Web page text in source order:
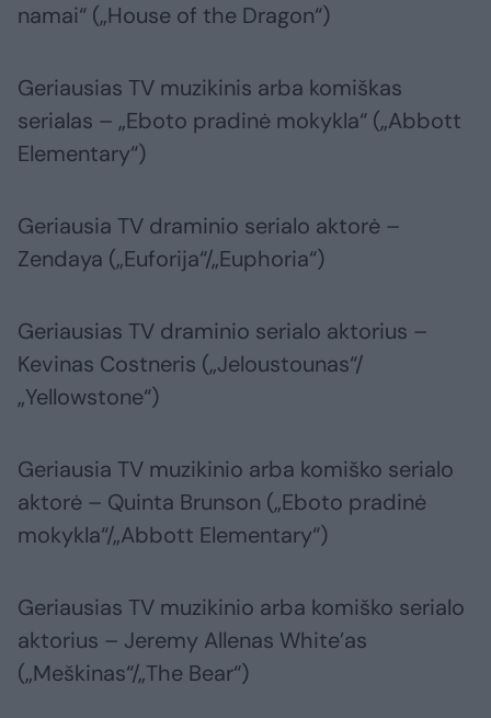
namai“ („House of the Dragon“)
Geriausias TV muzikinis arba komiškas
serialas – „Eboto pradinė mokykla“ („Abbott
Elementary“)
Geriausia TV draminio serialo aktorė –
Zendaya („Euforija“/„Euphoria“)
Geriausias TV draminio serialo aktorius –
Kevinas Costneris („Jeloustounas“/
„Yellowstone“)
Geriausia TV muzikinio arba komiško serialo
aktorė – Quinta Brunson („Eboto pradinė
mokykla“/„Abbott Elementary“)
Geriausias TV muzikinio arba komiško serialo
aktorius – Jeremy Allenas White’as
(„Meškinas“/„The Bear“)